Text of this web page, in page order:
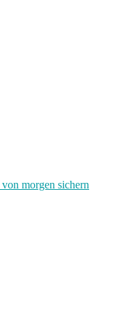
morgen sichern